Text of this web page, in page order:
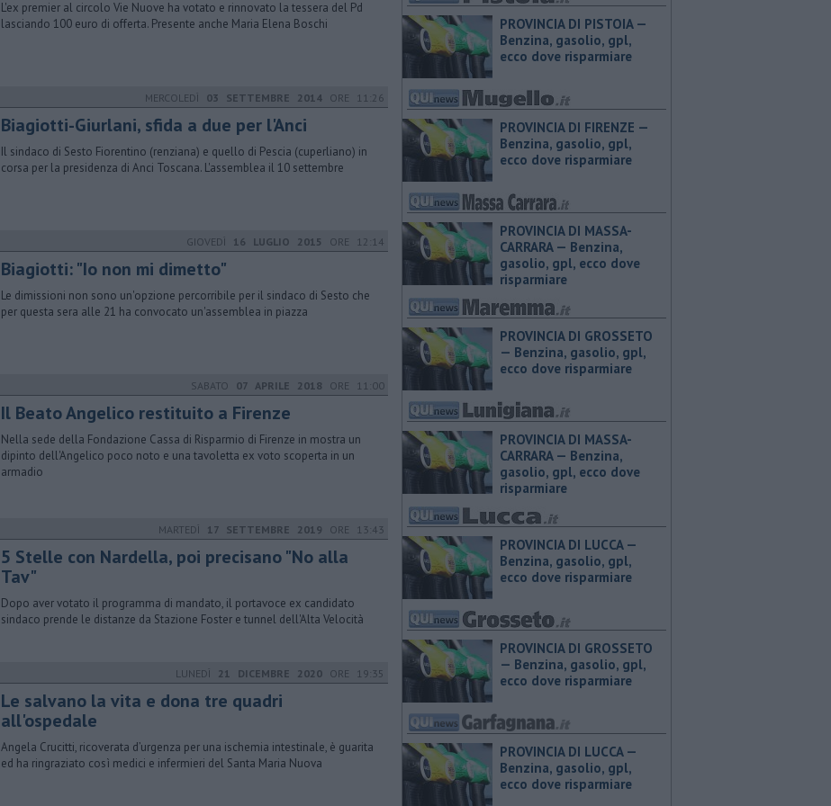
L'ex premier al circolo Vie Nuove ha votato e rinnovato la tessera del Pd
lasciando 100 euro di offerta. Presente anche Maria Elena Boschi
MERCOLEDÌ 03 SETTEMBRE 2014 ORE 11:26
Biagiotti-Giurlani, sfida a due per l'Anci
Il sindaco di Sesto Fiorentino (renziana) e quello di Pescia (cuperliano) in
corsa per la presidenza di Anci Toscana. L'assemblea il 10 settembre
GIOVEDÌ 16 LUGLIO 2015 ORE 12:14
Biagiotti: "Io non mi dimetto"
Le dimissioni non sono un'opzione percorribile per il sindaco di Sesto che
per questa sera alle 21 ha convocato un'assemblea in piazza
SABATO 07 APRILE 2018 ORE 11:00
Il Beato Angelico restituito a Firenze
Nella sede della Fondazione Cassa di Risparmio di Firenze in mostra un
dipinto dell'Angelico poco noto e una tavoletta ex voto scoperta in un
armadio
MARTEDÌ 17 SETTEMBRE 2019 ORE 13:43
5 Stelle con Nardella, poi precisano "No alla
Tav"
Dopo aver votato il programma di mandato, il portavoce ex candidato
sindaco prende le distanze da Stazione Foster e tunnel dell'Alta Velocità
LUNEDÌ 21 DICEMBRE 2020 ORE 19:35
Le salvano la vita e dona tre quadri
all'ospedale
Angela Crucitti, ricoverata d’urgenza per una ischemia intestinale, è guarita
ed ha ringraziato così medici e infermieri del Santa Maria Nuova
PROVINCIA DI PISTOIA — ​
Benzina, gasolio, gpl,
ecco dove risparmiare
PROVINCIA DI FIRENZE — ​
Benzina, gasolio, gpl,
ecco dove risparmiare
PROVINCIA DI MASSA-
CARRARA — ​Benzina,
gasolio, gpl, ecco dove
risparmiare
PROVINCIA DI GROSSETO
— ​Benzina, gasolio, gpl,
ecco dove risparmiare
PROVINCIA DI MASSA-
CARRARA — ​Benzina,
gasolio, gpl, ecco dove
risparmiare
PROVINCIA DI LUCCA — ​
Benzina, gasolio, gpl,
ecco dove risparmiare
PROVINCIA DI GROSSETO
— ​Benzina, gasolio, gpl,
ecco dove risparmiare
PROVINCIA DI LUCCA — ​
Benzina, gasolio, gpl,
ecco dove risparmiare